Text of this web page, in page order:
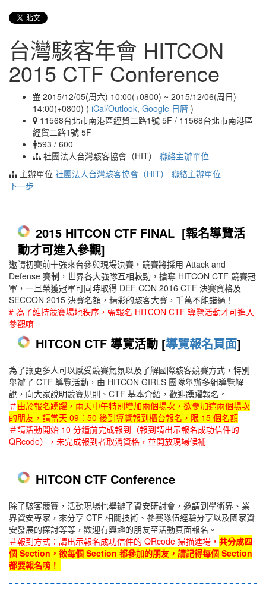
台灣駭客年會 HITCON
2015 CTF Conference
2015/12/05(周六) 10:00(+0800) ~ 2015/12/06(周日)
14:00(+0800) ( iCal/Outlook, Google 日曆 )
11568台北市南港區經貿二路1號 5F / 11568台北市南港區
經貿二路1號 5F
593 / 600
社團法人台灣駭客協會（HIT） 聯絡主辦單位
主辦單位 社團法人台灣駭客協會（HIT）
聯絡主辦單位
下一步
2015 HITCON CTF FINAL [報名導覽活
動才可進入參觀]
邀請初賽前十強來台參與現場決賽，競賽將採用 Attack and
Defense 賽制，世界各大強隊互相較勁，搶奪 HITCON CTF 競賽冠
軍，一旦榮獲冠軍可同時取得 DEF CON 2016 CTF 決賽資格及
SECCON 2015 決賽名額，精彩的駭客大賽，千萬不能錯過！
# 為了維持競賽場地秩序，需報名 HITCON CTF 導覽活動才可進入
參觀唷。
HITCON CTF 導覽活動 [導覽報名頁面]
為了讓更多人可以感受競賽氣氛以及了解國際駭客競賽方式，特別
舉辦了 CTF 導覽活動，由 HITCON GIRLS 團隊舉辦多組導覽解
說，向大家說明競賽規則、CTF 基本介紹，歡迎踴躍報名。
＃由於報名踴躍，兩天中午特別增加兩個場次，欲參加這兩個場次
的朋友，請當天 09：50 後到導覽報到櫃台報名，限 15 個名額
＃請活動開始 10 分鐘前完成報到（報到請出示報名成功信件的
QRcode）
，未完成報到者取消資格，並開放現場候補
HITCON CTF Conference
除了駭客競賽，活動現場也舉辦了資安研討會，邀請到學術界、業
界資安專家，來分享 CTF 相關技術、參賽隊伍經驗分享以及國家資
安發展的探討等等，歡迎有興趣的朋友至活動頁面報名。
＃報到方式：請出示報名成功信件的 QRcode 掃描進場， 共分成四
個 Section，欲每個 Section 都參加的朋友，請記得每個 Section
都要報名唷！